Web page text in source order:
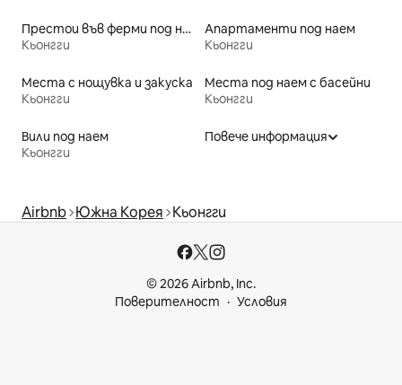
Престои във ферми под наем
Кьонгги
Апартаменти под наем
Кьонгги
Места с нощувка и закуска
Кьонгги
Места под наем с басейни
Кьонгги
Вили под наем
Кьонгги
Повече информация
Airbnb Южна Корея Кьонгги
© 2026 Airbnb, Inc.
Поверителност
Условия